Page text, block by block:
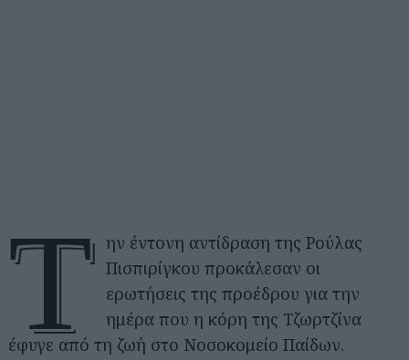
Τ
ην έντονη αντίδραση της Ρούλας
Πισπιρίγκου προκάλεσαν οι
ερωτήσεις της προέδρου για την
ημέρα που η κόρη της Τζωρτζίνα
έφυγε από τη ζωή στο Νοσοκομείο Παίδων.